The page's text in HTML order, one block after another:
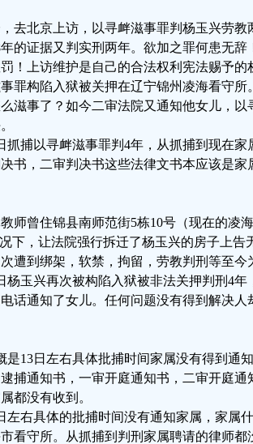
去北京上访，以寻衅滋事罪判杨玉兴劳教
年的证据又判实刑两年。欲加之罪何患无
！上访维护是自己的合法权利宪法赐予的
罪构陷入狱被关押在辽宁锦州凌海看守
滋事了？如今二审法院又通知他女儿，
抓捕以寻衅滋事罪判4年，从抓捕到现在
书，二审判决书这些法律文书本应该是家
师曾住锦县南师范街5栋10号（现在的凌
下，让法院强行拆迁了杨玉兴的房子上告
遭到绑架，软禁，拘留，劳教判刑等至今
杨玉兴再次被构陷入狱被非法关押判刑4
话通知了女儿。任何问题没有得到解决人
是13日左右具体批捕时间家属没有得到通
捕通知书，一审开庭通知书，二审开庭
都没有收到。
左右具体的批捕时间没有通知家属，家属
看守所。从抓捕到判刑家属聘请的律师